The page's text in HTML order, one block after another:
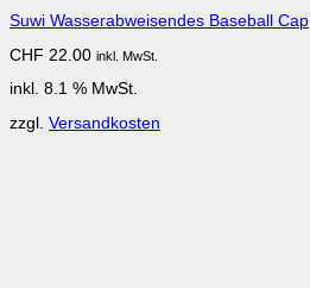
Suwi Wasserabweisendes Baseball Cap
CHF 22.00 inkl. MwSt.
inkl. 8.1 % MwSt.
zzgl. Versandkosten